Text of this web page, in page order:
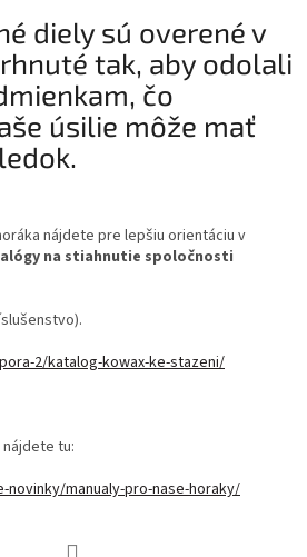
diely sú overené v
tak, aby odolali
čo
úsilie môže mať
nájdete pre lepšiu orientáciu v
na stiahnutie spoločnosti
2/katalog-kowax-ke-stazeni/
nájdete tu:
manualy-pro-nase-horaky/